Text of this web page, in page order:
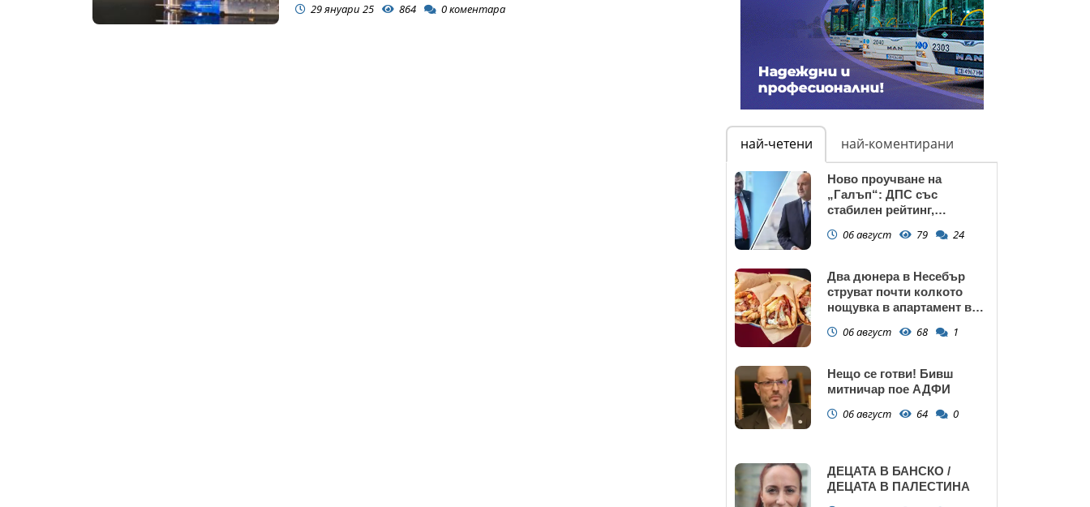
29 януари 25 864 0коментара
най-четени най-коментирани
Ново проучване на
„Галъп“: ДПС със
стабилен рейтинг,
запазва
06 август 79 24
Два дюнера в Несебър
струват почти колкото
нощувка в апартамент в
06 август 68 1
Нещо се готви! Бивш
митничар пое АДФИ
06 август 64 0
ДЕЦАТА В БАНСКО /
ДЕЦАТА В ПАЛЕСТИНА